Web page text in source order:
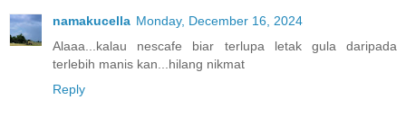
namakucella Monday, December 16, 2024
Alaaa...kalau nescafe biar terlupa letak gula daripada
terlebih manis kan...hilang nikmat
Reply